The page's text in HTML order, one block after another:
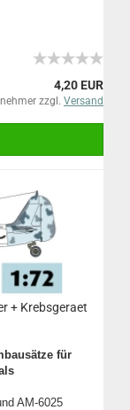
4,20 EUR
zzgl. Versand
+ Krebsgeraet
für
AM-6025